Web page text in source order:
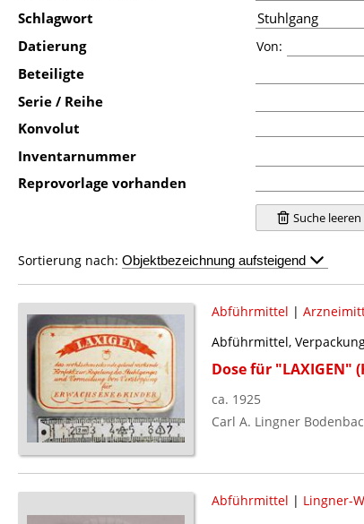
Schlagwort
Datierung
Von:
Beteiligte
Serie / Reihe
Konvolut
Inventarnummer
Reprovorlage vorhanden
Suche leeren
Sortierung nach:
Abführmittel |
Abführmittel,
Dose für "LAXIGEN"
ca. 1925
Carl A. Lingner
Abführmittel | Lingner-